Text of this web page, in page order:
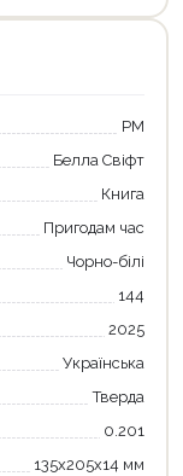
РМ
Белла Свіфт
Книга
Пригодам час
Чорно-білі
144
2025
Українська
Тверда
0.201
135х205х14 мм